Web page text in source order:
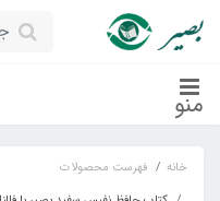
منو
خانه
فهرست محصولات